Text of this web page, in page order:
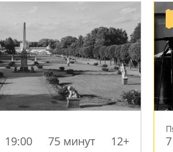
19:00 75 минут 12+